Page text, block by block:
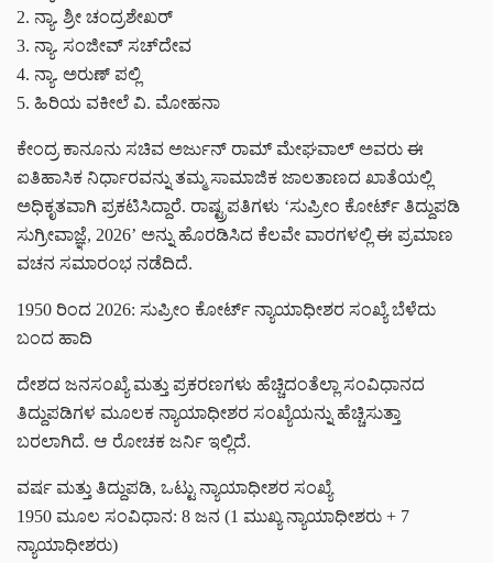
2. ನ್ಯಾ. ಶ್ರೀ ಚಂದ್ರಶೇಖರ್
3. ನ್ಯಾ. ಸಂಜೀವ್ ಸಚ್‌ದೇವ
4. ನ್ಯಾ. ಅರುಣ್ ಪಲ್ಲಿ
5. ಹಿರಿಯ ವಕೀಲೆ ವಿ. ಮೋಹನಾ
ಕೇಂದ್ರ ಕಾನೂನು ಸಚಿವ ಅರ್ಜುನ್ ರಾಮ್ ಮೇಘವಾಲ್ ಅವರು ಈ
ಐತಿಹಾಸಿಕ ನಿರ್ಧಾರವನ್ನು ತಮ್ಮ ಸಾಮಾಜಿಕ ಜಾಲತಾಣದ ಖಾತೆಯಲ್ಲಿ
ಅಧಿಕೃತವಾಗಿ ಪ್ರಕಟಿಸಿದ್ದಾರೆ. ರಾಷ್ಟ್ರಪತಿಗಳು ‘ಸುಪ್ರೀಂ ಕೋರ್ಟ್ ತಿದ್ದುಪಡಿ
ಸುಗ್ರೀವಾಜ್ಞೆ, 2026’ ಅನ್ನು ಹೊರಡಿಸಿದ ಕೆಲವೇ ವಾರಗಳಲ್ಲಿ ಈ ಪ್ರಮಾಣ
ವಚನ ಸಮಾರಂಭ ನಡೆದಿದೆ.
1950 ರಿಂದ 2026: ಸುಪ್ರೀಂ ಕೋರ್ಟ್ ನ್ಯಾಯಾಧೀಶರ ಸಂಖ್ಯೆ ಬೆಳೆದು
ಬಂದ ಹಾದಿ
ದೇಶದ ಜನಸಂಖ್ಯೆ ಮತ್ತು ಪ್ರಕರಣಗಳು ಹೆಚ್ಚಿದಂತೆಲ್ಲಾ ಸಂವಿಧಾನದ
ತಿದ್ದುಪಡಿಗಳ ಮೂಲಕ ನ್ಯಾಯಾಧೀಶರ ಸಂಖ್ಯೆಯನ್ನು ಹೆಚ್ಚಿಸುತ್ತಾ
ಬರಲಾಗಿದೆ. ಆ ರೋಚಕ ಜರ್ನಿ ಇಲ್ಲಿದೆ.
ವರ್ಷ ಮತ್ತು ತಿದ್ದುಪಡಿ, ಒಟ್ಟು ನ್ಯಾಯಾಧೀಶರ ಸಂಖ್ಯೆ
1950 ಮೂಲ ಸಂವಿಧಾನ: 8 ಜನ (1 ಮುಖ್ಯ ನ್ಯಾಯಾಧೀಶರು + 7
ನ್ಯಾಯಾಧೀಶರು)